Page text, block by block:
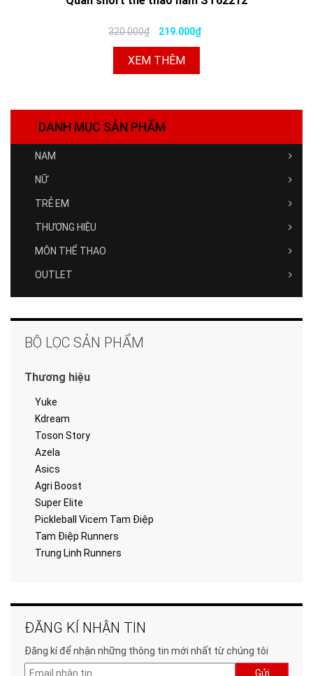
320.000₫ 219.000₫
XEM THÊM
DANH MỤC SẢN PHẨM
NAM
NỮ
TRẺ EM
THƯƠNG HIỆU
MÔN THỂ THAO
OUTLET
BỘ LỌC SẢN PHẨM
Thương hiệu
Yuke
Kdream
Toson Story
Azela
Asics
Agri Boost
Super Elite
Pickleball Vicem Tam Điệp
Tam Điệp Runners
Trung Linh Runners
ĐĂNG KÍ NHẬN TIN
Đăng kí để nhận những thông tin mới nhất từ chúng tôi
Gửi